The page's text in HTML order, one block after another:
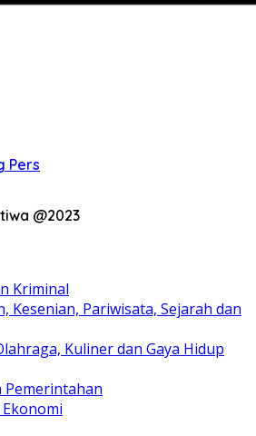
Pers
@2023
Kriminal
Kesenian, Pariwisata, Sejarah dan
Kuliner dan Gaya Hidup
Pemerintahan